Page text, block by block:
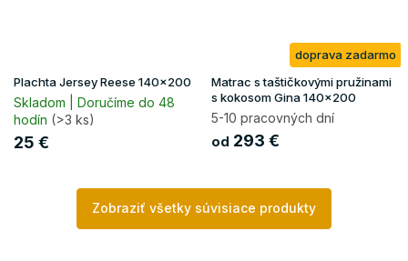
Plachta Jersey Reese 140x200
Skladom | Doručíme do 48
hodín (>3 ks)
25 €
doprava zadarmo
Matrac s taštičkovými pružinami
s kokosom Gina 140x200
5-10 pracovných dní
od 293 €
Zobraziť všetky súvisiace produkty